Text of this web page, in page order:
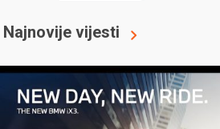
Najnovije vijesti